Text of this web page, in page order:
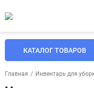
КАТАЛОГ ТОВАРОВ
Главная / Инвентарь для